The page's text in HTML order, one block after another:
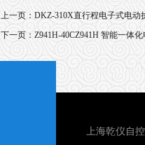
上一页： DKZ-310X直行程电子式电动
下一页： Z941H-40CZ941H 智能一体
上海乾仪自